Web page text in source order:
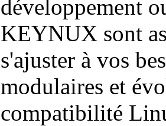
développement
KEYNUX sont
s'ajuster à vos
modulaires et
compatibilité